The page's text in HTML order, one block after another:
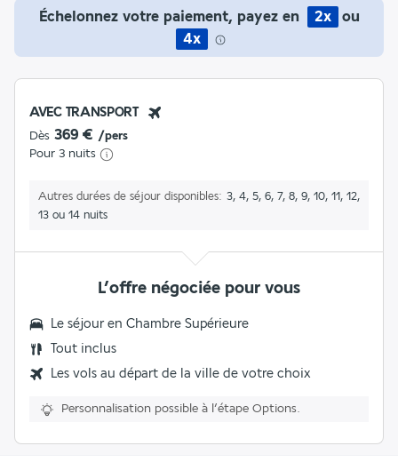
Échelonnez votre paiement, payez en 2x
ou
4x
AVEC TRANSPORT
Dès 369 € /pers
Pour 3 nuits
Autres durées de séjour disponibles
3, 4, 5, 6, 7, 8, 9, 10, 11, 12,
13 ou 14 nuits
L’offre négociée pour vous
Le séjour en Chambre Supérieure
Tout inclus
Les vols au départ de la ville de votre choix
Personnalisation possible à l’étape Options.